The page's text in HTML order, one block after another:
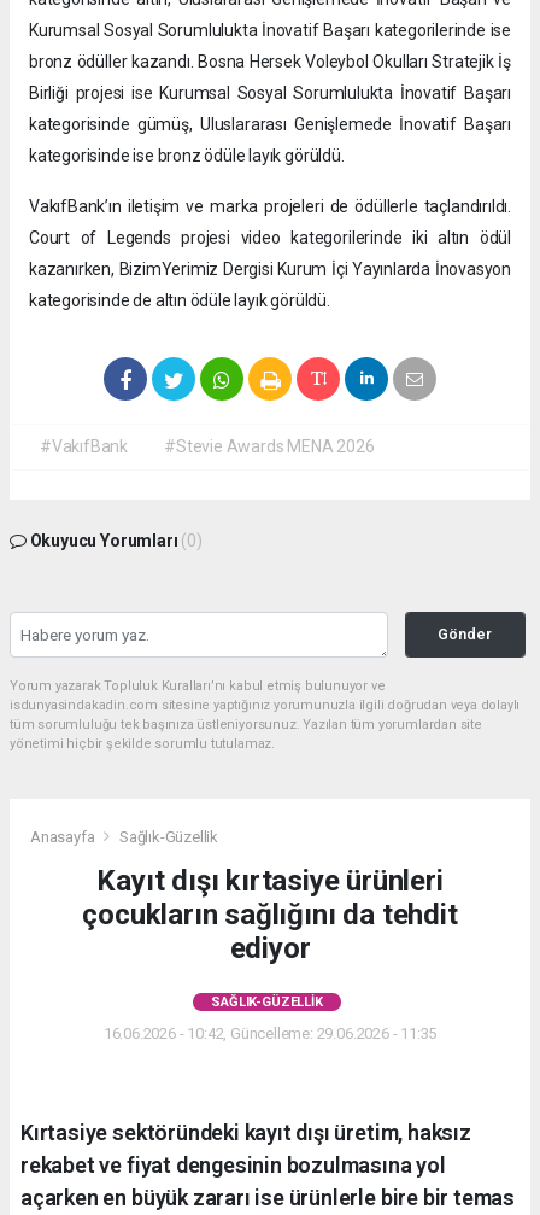
Kurumsal Sosyal Sorumlulukta İnovatif Başarı kategorilerinde ise
bronz ödüller kazandı. Bosna Hersek Voleybol Okulları Stratejik İş
Birliği projesi ise Kurumsal Sosyal Sorumlulukta İnovatif Başarı
kategorisinde gümüş, Uluslararası Genişlemede İnovatif Başarı
kategorisinde ise bronz ödüle layık görüldü.
VakıfBank’ın iletişim ve marka projeleri de ödüllerle taçlandırıldı.
Court of Legends projesi video kategorilerinde iki altın ödül
kazanırken, BizimYerimiz Dergisi Kurum İçi Yayınlarda İnovasyon
kategorisinde de altın ödüle layık görüldü.
#VakıfBank #Stevie Awards MENA 2026
Okuyucu Yorumları (0)
Gönder
Yorum yazarak Topluluk Kuralları’nı kabul etmiş bulunuyor ve
isdunyasindakadin.com sitesine yaptığınız yorumunuzla ilgili doğrudan veya dolaylı
tüm sorumluluğu tek başınıza üstleniyorsunuz. Yazılan tüm yorumlardan site
yönetimi hiçbir şekilde sorumlu tutulamaz.
Anasayfa Sağlık-Güzellik
Kayıt dışı kırtasiye ürünleri
çocukların sağlığını da tehdit
ediyor
SAĞLIK-GÜZELLIK
16.06.2026 - 10:42, Güncelleme: 29.06.2026 - 11:35
Kırtasiye sektöründeki kayıt dışı üretim, haksız
rekabet ve fiyat dengesinin bozulmasına yol
açarken en büyük zararı ise ürünlerle bire bir temas